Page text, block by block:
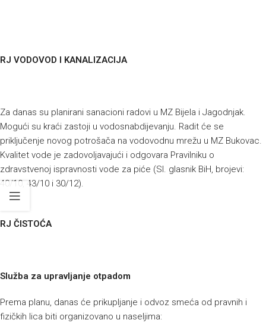
RJ VODOVOD I KANALIZACIJA
Za danas su planirani sanacioni radovi u MZ Bijela i Jagodnjak.
Mogući su kraći zastoji u vodosnabdijevanju. Radit će se
priključenje novog potrošača na vodovodnu mrežu u MZ Bukovac.
Kvalitet vode je zadovoljavajući i odgovara Pravilniku o
zdravstvenoj ispravnosti vode za piće (Sl. glasnik BiH, brojevi:
40/10, 43/10 i 30/12).
RJ ČISTOĆA
Služba za upravljanje otpadom
Prema planu, danas će prikupljanje i odvoz smeća od pravnih i
fizičkih lica biti organizovano u naseljima: